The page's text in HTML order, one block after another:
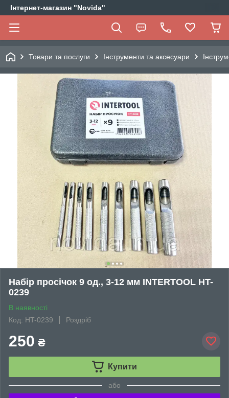
Інтернет-магазин "Novida"
Товари та послуги Інструменти та аксесуари
Набір просічок 9 од., 3-12 мм INTERTOOL HT-
0239
В наявності
Код: HT-0239
Роздріб
250 ₴
Купити
або